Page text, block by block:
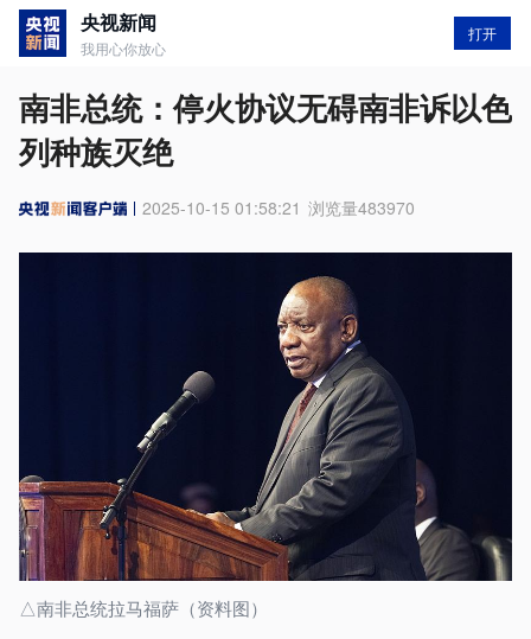
央视新闻
我用心你放心
打开
南非总统：停火协议无碍南非诉以色
列种族灭绝
2025-10-15 01:58:21 浏览量483970
△南非总统拉马福萨（资料图）